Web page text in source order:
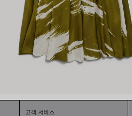
고객 서비스